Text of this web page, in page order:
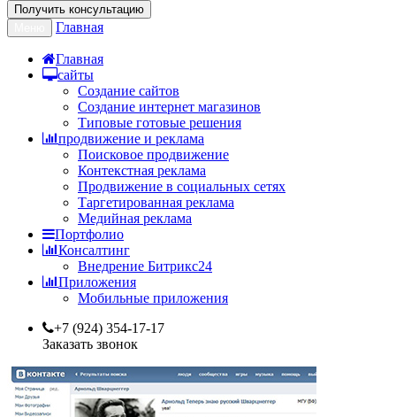
Получить консультацию
Главная
Главная
сайты
Создание сайтов
Создание интернет магазинов
Типовые готовые решения
продвижение и реклама
Поисковое продвижение
Контекстная реклама
Продвижение в социальных сетях
Таргетированная реклама
Медийная реклама
Портфолио
Консалтинг
Внедрение Битрикс24
Приложения
Мобильные приложения
+7 (924) 354-17-17
Заказать звонок